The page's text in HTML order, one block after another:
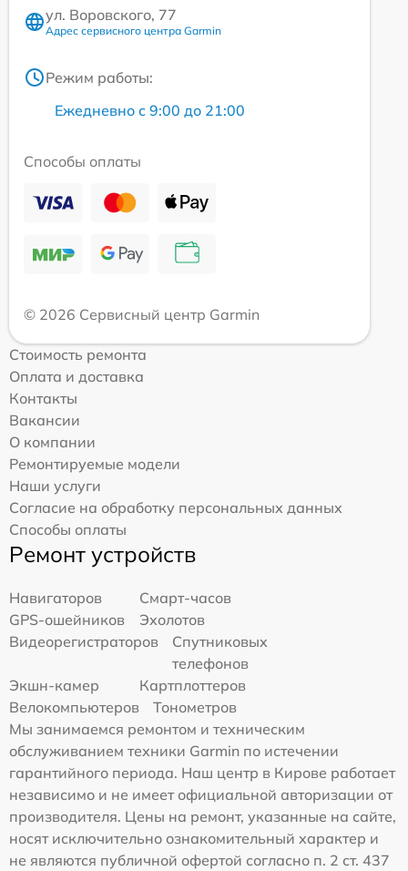
ул. Воровского, 77
Адрес сервисного центра Garmin
Режим работы:
Ежедневно с 9:00 до 21:00
Способы оплаты
© 2026 Сервисный центр Garmin
Стоимость ремонта
Оплата и доставка
Контакты
Вакансии
О компании
Ремонтируемые модели
Наши услуги
Согласие на обработку персональных данных
Способы оплаты
Ремонт устройств
Навигаторов
Смарт-часов
GPS-ошейников
Эхолотов
Видеорегистраторов
Спутниковых
телефонов
Экшн-камер
Картплоттеров
Велокомпьютеров
Тонометров
Мы занимаемся ремонтом и техническим
обслуживанием техники Garmin по истечении
гарантийного периода. Наш центр в Кирове работает
независимо и не имеет официальной авторизации от
производителя. Цены на ремонт, указанные на сайте,
носят исключительно ознакомительный характер и
не являются публичной офертой согласно п. 2 ст. 437